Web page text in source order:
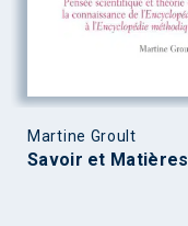
Martine Groult
Savoir et Matières